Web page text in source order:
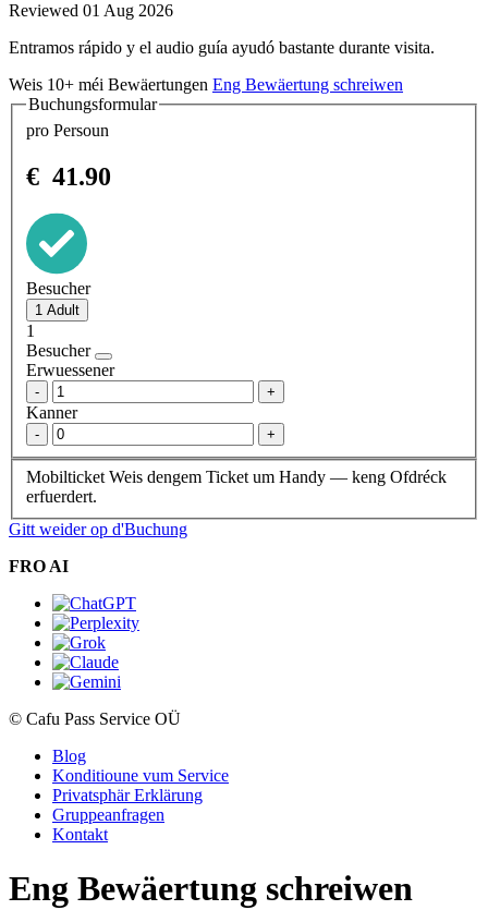
Reviewed 01 Aug 2026
Entramos rápido y el audio guía ayudó bastante durante visita.
Weis 10+ méi Bewäertungen Eng Bewäertung schreiwen
Buchungsformular
pro Persoun
€ 41.90
Besucher
1
Besucher
Erwuessener
- +
Kanner
- +
Mobilticket Weis dengem Ticket um Handy — keng Ofdréck
erfuerdert.
Gitt weider op d'Buchung
FRO AI
© Cafu Pass Service OÜ
Blog
Konditioune vum Service
Privatsphär Erklärung
Gruppeanfragen
Kontakt
Eng Bewäertung schreiwen